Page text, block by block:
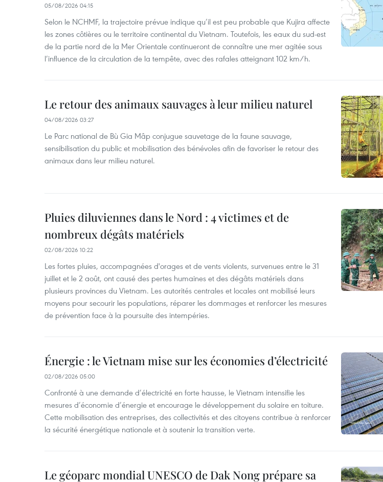
05/08/2026 04:15
Selon le NCHMF, la trajectoire prévue indique qu’il est peu probable que Kujira affecte
les zones côtières ou le territoire continental du Vietnam. Toutefois, les eaux du sud-est
de la partie nord de la Mer Orientale continueront de connaître une mer agitée sous
l’influence de la circulation de la tempête, avec des rafales atteignant 102 km/h.
Le retour des animaux sauvages à leur milieu naturel
04/08/2026 03:27
Le Parc national de Bù Gia Mâp conjugue sauvetage de la faune sauvage,
sensibilisation du public et mobilisation des bénévoles afin de favoriser le retour des
animaux dans leur milieu naturel.
Pluies diluviennes dans le Nord : 4 victimes et de
nombreux dégâts matériels
02/08/2026 10:22
Les fortes pluies, accompagnées d'orages et de vents violents, survenues entre le 31
juillet et le 2 août, ont causé des pertes humaines et des dégâts matériels dans
plusieurs provinces du Vietnam. Les autorités centrales et locales ont mobilisé leurs
moyens pour secourir les populations, réparer les dommages et renforcer les mesures
de prévention face à la poursuite des intempéries.
Énergie : le Vietnam mise sur les économies d’électricité
02/08/2026 05:00
Confronté à une demande d’électricité en forte hausse, le Vietnam intensifie les
mesures d’économie d’énergie et encourage le développement du solaire en toiture.
Cette mobilisation des entreprises, des collectivités et des citoyens contribue à renforcer
la sécurité énergétique nationale et à soutenir la transition verte.
Le géoparc mondial UNESCO de Dak Nong prépare sa